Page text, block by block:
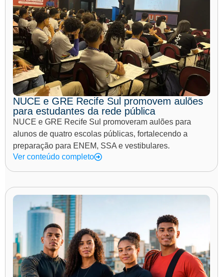
NUCE e GRE Recife Sul promovem aulões
para estudantes da rede pública
NUCE e GRE Recife Sul promoveram aulões para
alunos de quatro escolas públicas, fortalecendo a
preparação para ENEM, SSA e vestibulares.
Ver conteúdo completo